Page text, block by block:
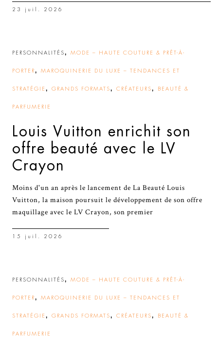
23 juil. 2026
PERSONNALITÉS, MODE – HAUTE COUTURE & PRÊT-À-
PORTER, MAROQUINERIE DU LUXE – TENDANCES ET
STRATÉGIE , GRANDS FORMATS, CRÉATEURS, BEAUTÉ &
PARFUMERIE
Louis Vuitton enrichit son
offre beauté avec le LV
Crayon
Moins d'un an après le lancement de La Beauté Louis
Vuitton, la maison poursuit le développement de son offre
maquillage avec le LV Crayon, son premier
15 juil. 2026
PERSONNALITÉS, MODE – HAUTE COUTURE & PRÊT-À-
PORTER, MAROQUINERIE DU LUXE – TENDANCES ET
STRATÉGIE , GRANDS FORMATS, CRÉATEURS, BEAUTÉ &
PARFUMERIE